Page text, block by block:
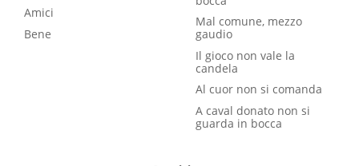
Amici
Bene
Mal comune, mezzo
gaudio
Il gioco non vale la
candela
Al cuor non si comanda
A caval donato non si
guarda in bocca